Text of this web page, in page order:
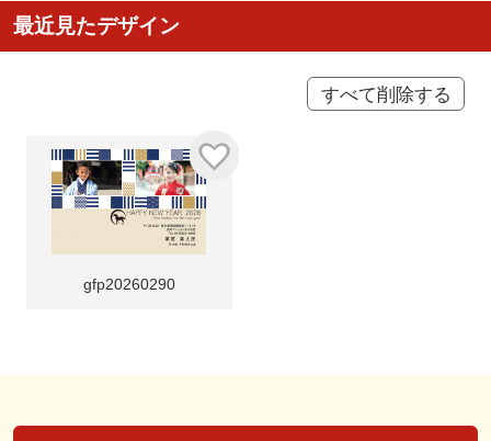
最近見たデザイン
すべて削除する
gfp20260290